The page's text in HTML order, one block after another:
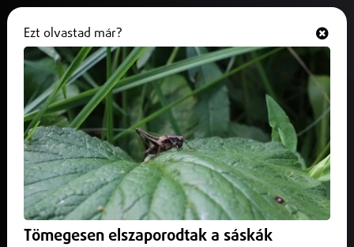
Diákok ötleteivel fejlesztenék
Debrecen közösségi közlekedését
2026. május 21.Debrecen
A legjobb csapatokat pénzjutalommal, Campus
kurzuson való részvétellel díjazzák.
Ezt olvastad már?
Tömegesen elszaporodtak a sáskák